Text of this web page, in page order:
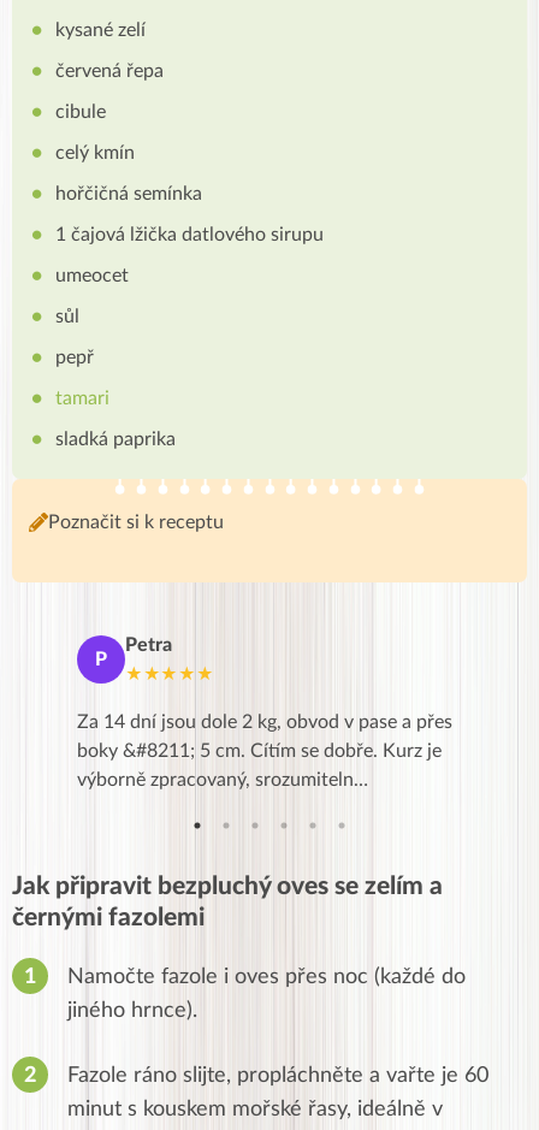
kysané zelí
červená řepa
cibule
celý kmín
hořčičná semínka
1 čajová lžička datlového sirupu
umeocet
sůl
pepř
tamari
sladká paprika
Poznačit si k receptu
P
Petra
★★★★★
Za 14 dní jsou dole 2 kg, obvod v pase a přes
boky &#8211; 5 cm. Cítím se dobře. Kurz je
výborně zpracovaný, srozumiteln…
Jak připravit bezpluchý oves se zelím a
černými fazolemi
Namočte fazole i oves přes noc (každé do
jiného hrnce).
Fazole ráno slijte, propláchněte a vařte je 60
minut s kouskem mořské řasy, ideálně v